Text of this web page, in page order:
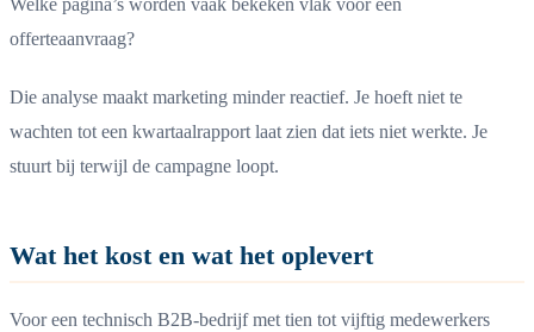
Welke pagina’s worden vaak bekeken vlak voor een
offerteaanvraag?
Die analyse maakt marketing minder reactief. Je hoeft niet te
wachten tot een kwartaalrapport laat zien dat iets niet werkte. Je
stuurt bij terwijl de campagne loopt.
Wat het kost en wat het oplevert
Voor een technisch B2B-bedrijf met tien tot vijftig medewerkers